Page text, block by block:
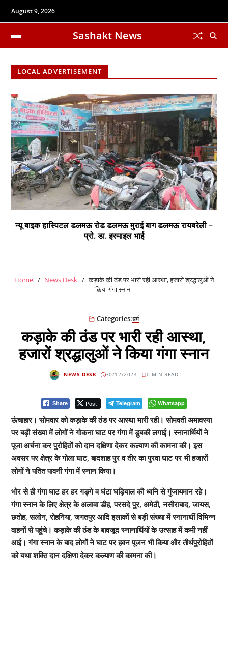
August 9, 2026
Sashakt News
LOCAL ADVERTISEMENT
न्यू बाइक हास्पिटल डलमऊ रोड डलमऊ मुराई बाग डलमऊ रायबरेली –
प्रो. डा. इस्माइल भाई
Home News Desk
कड़ाके की ठंड पर भारी रही आस्था, हजारों श्रद्धालुओं ने
किया गंगा स्नान
Categories:धर्म
कड़ाके की ठंड पर भारी रही आस्था,
हजारों श्रद्धालुओं ने किया गंगा स्नान
NEWS DESK 30/12/2024 0 MIN READ
Share Post Telegram Whatsapp
ऊंचाहार। सोमवार को कड़ाके की ठंड पर आस्था भारी रही। सोमवती अमावस्या
पर बड़ी संख्या में लोगों ने गोकना घाट पर गंगा में डुबकी लगाई। स्नानार्थियों ने
पूजा अर्चना कर पुरोहितों को दान दक्षिणा देकर कल्याण की कामना की। इस
अवसर पर क्षेत्र के गोला घाट, बादशाह पुर व तीर का पुरवा घाट पर भी हजारों
लोगों ने पतित पावनी गंगा में स्नान किया।
भोर से ही गंगा घाट हर हर गङ्गे व घंटा घड़ियाल की ध्वनि से गुंजायमान रहे।
गंगा स्नान के लिए क्षेत्र के अलावा डीह, परसदे पुर, अमेठी, नसीराबाद, जायस,
छतोह, सलोन, रोहनिया, जगतपुर आदि इलाकों से बड़ी संख्या में स्नानार्थी विभिन्न
वाहनों से पहुंचे। कड़ाके की ठंड के बावजूद स्नानार्थियों के उत्साह में कमी नहीं
आई। गंगा स्नान के बाद लोगों ने घाट पर हवन पूजन भी किया और तीर्थपुरोहितों
को यथा शक्ति दान दक्षिणा देकर कल्याण की कामना की।